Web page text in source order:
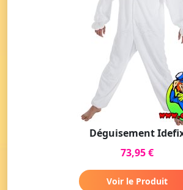
Déguisement
73,95 €
Voir le Produit